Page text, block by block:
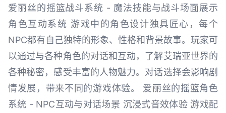
爱丽丝的摇篮战斗系统 - 魔法技能与战斗场面展示
角色互动系统 游戏中的角色设计独具匠心，每个
NPC都有自己独特的形象、性格和背景故事。玩家可
以通过与各种角色的对话和互动，了解艾瑞亚世界的
各种秘密，感受丰富的人物魅力。对话选择会影响剧
情发展，带来不同的游戏体验。 爱丽丝的摇篮角色
系统 - NPC互动与对话场景 沉浸式音效体验 游戏配